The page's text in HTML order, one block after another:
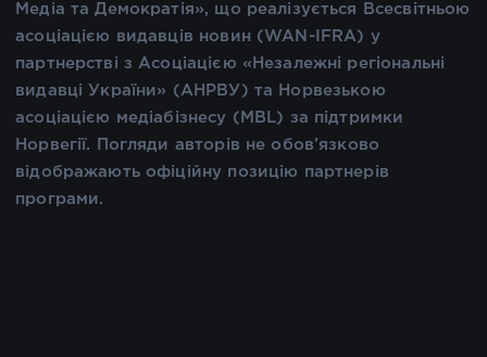
Медіа та Демократія», що реалізується Всесвітньою
асоціацією видавців новин (WAN-IFRA) у
партнерстві з Асоціацією «Незалежні регіональні
видавці України» (АНРВУ) та Норвезькою
асоціацією медіабізнесу (MBL) за підтримки
Норвегії. Погляди авторів не обов’язково
відображають офіційну позицію партнерів
програми.